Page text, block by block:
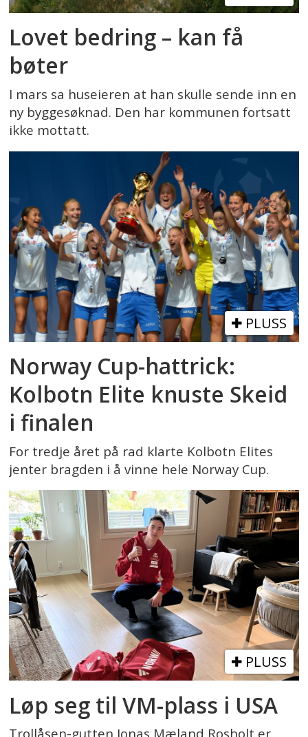
Lovet bedring – kan få
bøter
I mars sa huseieren at han skulle sende inn en
ny byggesøknad. Den har kommunen fortsatt
ikke mottatt.
PLUSS
Norway Cup-hattrick:
Kolbotn Elite knuste Skeid
i finalen
For tredje året på rad klarte Kolbotn Elites
jenter bragden i å vinne hele Norway Cup.
PLUSS
Løp seg til VM-plass i USA